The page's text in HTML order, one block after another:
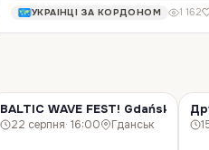
УКРАЇНЦІ ЗА КОРДОНОМ 1 162
КОНЦЕРТ
BALTIC WAVE FEST! Gdańsk!
22 серпня· 16:00 Гданськ